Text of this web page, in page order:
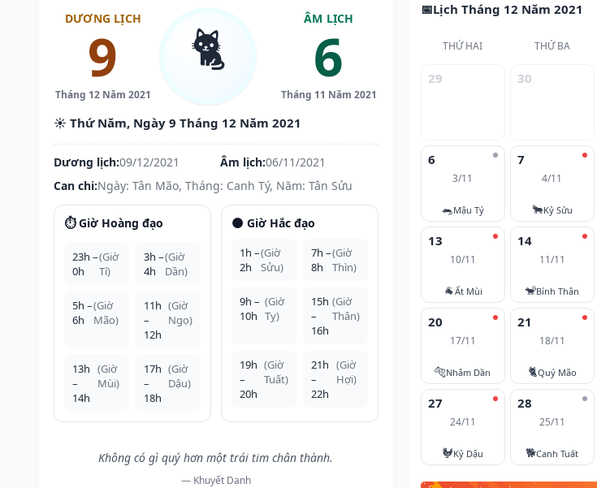
DƯƠNG LỊCH
9
Tháng 12 Năm 2021
🐈 ÂM LỊCH
6
Tháng 11 Năm 2021
☀️ Thứ Năm, Ngày 9 Tháng 12 Năm 2021
Dương lịch:09/12/2021 Âm lịch:06/11/2021
Can chi:Ngày: Tân Mão, Tháng: Canh Tý, Năm: Tân Sửu
⏱️ Giờ Hoàng đạo
23h –
0h
(Giờ
Tí)
3h –
4h
(Giờ
Dần)
5h –
6h
(Giờ
Mão)
11h
–
12h
(Giờ
Ngọ)
13h
–
14h
(Giờ
Mùi)
17h
–
18h
(Giờ
Dậu)
🌑 Giờ Hắc đạo
1h –
2h
(Giờ
Sửu)
7h –
8h
(Giờ
Thìn)
9h –
10h
(Giờ
Tỵ)
15h
–
16h
(Giờ
Thân)
19h
–
20h
(Giờ
Tuất)
21h
–
22h
(Giờ
Hợi)
Không có gì quý hơn một trái tim chân thành.
— Khuyết Danh
Lịch Tháng 12 Năm 2021
THỨ HAI THỨ BA
29 30
6
3/11
🐀Mậu Tý
7
4/11
🐂Kỷ Sửu
13
10/11
🐐Ất Mùi
14
11/11
🐒Bính Thân
20
17/11
🐅Nhâm Dần
21
18/11
🐈Quý Mão
27
24/11
🐓Kỷ Dậu
28
25/11
🐕Canh Tuất